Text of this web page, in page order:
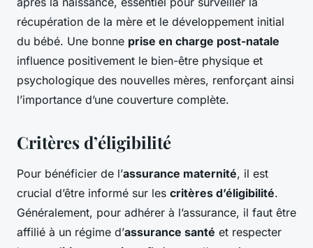
récupération de la mère et le développement initial
du bébé. Une bonne prise en charge post-natale
influence positivement le bien-être physique et
psychologique des nouvelles mères, renforçant ainsi
l’importance d’une couverture complète.
Critères d’éligibilité
Pour bénéficier de l’assurance maternité, il est
crucial d’être informé sur les critères d’éligibilité.
Généralement, pour adhérer à l’assurance, il faut être
affilié à un régime d’assurance santé et respecter